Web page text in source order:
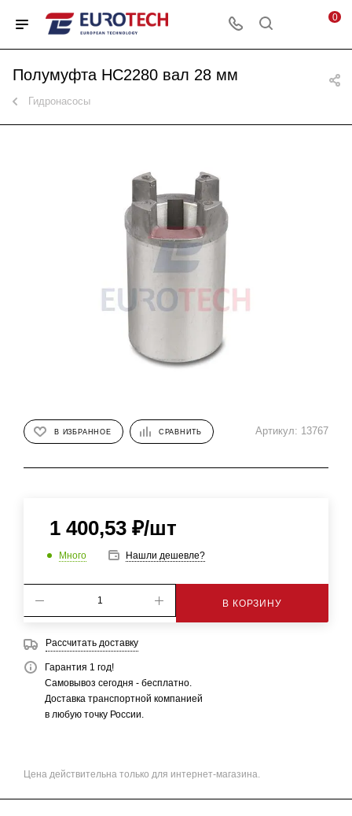
0
Полумуфта HC2280 вал 28 мм
Гидронасосы
В ИЗБРАННОЕ СРАВНИТЬ Артикул: 13767
1 400,53 ₽/шт
Много Нашли дешевле?
В КОРЗИНУ
Рассчитать доставку
Гарантия 1 год!
Самовывоз сегодня - бесплатно.
Доставка транспортной компанией
в любую точку России.
Цена действительна только для интернет-магазина.